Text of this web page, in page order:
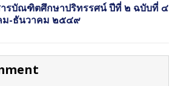
ารบัณฑิตศึกษาปริทรรศน์ ปีที่ ๒ ฉบับที่ ๔
ม-ธันวาคม ๒๕๔๙